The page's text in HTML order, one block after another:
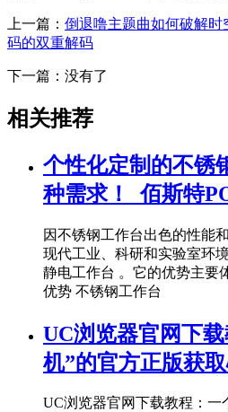
上一篇： 倒退噜主题曲如何破解
码的双重解码
下一篇：没有了
相关推荐
个性化定制的不锈
种需求！_佰斯特
因不锈钢工作台出色的性能
现代工业、科研和实验室环
静电工作台 。它的优势主要
优势 不锈钢工作台
UC浏览器官网下
机”的官方正版获
UC浏览器官网下载教程：一